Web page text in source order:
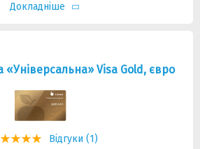
Докладніше
Visa Gold, євро
Відгуки (1)